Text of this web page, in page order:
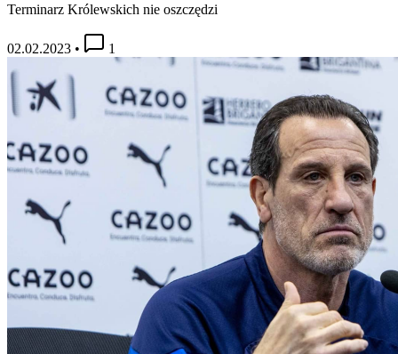
Terminarz Królewskich nie oszczędzi
02.02.2023 • 1